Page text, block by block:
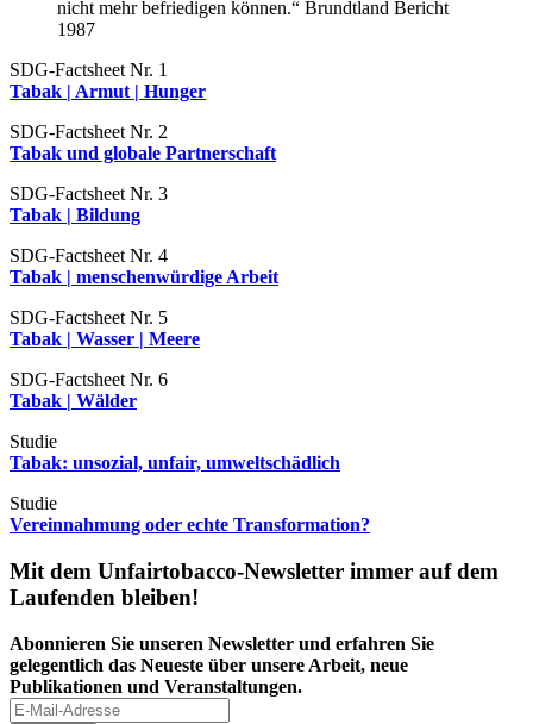
nicht mehr befriedigen können.“ Brundtland Bericht
1987
SDG-Factsheet Nr. 1
Tabak | Armut | Hunger
SDG-Factsheet Nr. 2
Tabak und globale Partnerschaft
SDG-Factsheet Nr. 3
Tabak | Bildung
SDG-Factsheet Nr. 4
Tabak | menschenwürdige Arbeit
SDG-Factsheet Nr. 5
Tabak | Wasser | Meere
SDG-Factsheet Nr. 6
Tabak | Wälder
Studie
Tabak: unsozial, unfair, umweltschädlich
Studie
Vereinnahmung oder echte Transformation?
Mit dem Unfairtobacco-Newsletter immer auf dem
Laufenden bleiben!
Abonnieren Sie unseren Newsletter und erfahren Sie
gelegentlich das Neueste über unsere Arbeit, neue
Publikationen und Veranstaltungen.